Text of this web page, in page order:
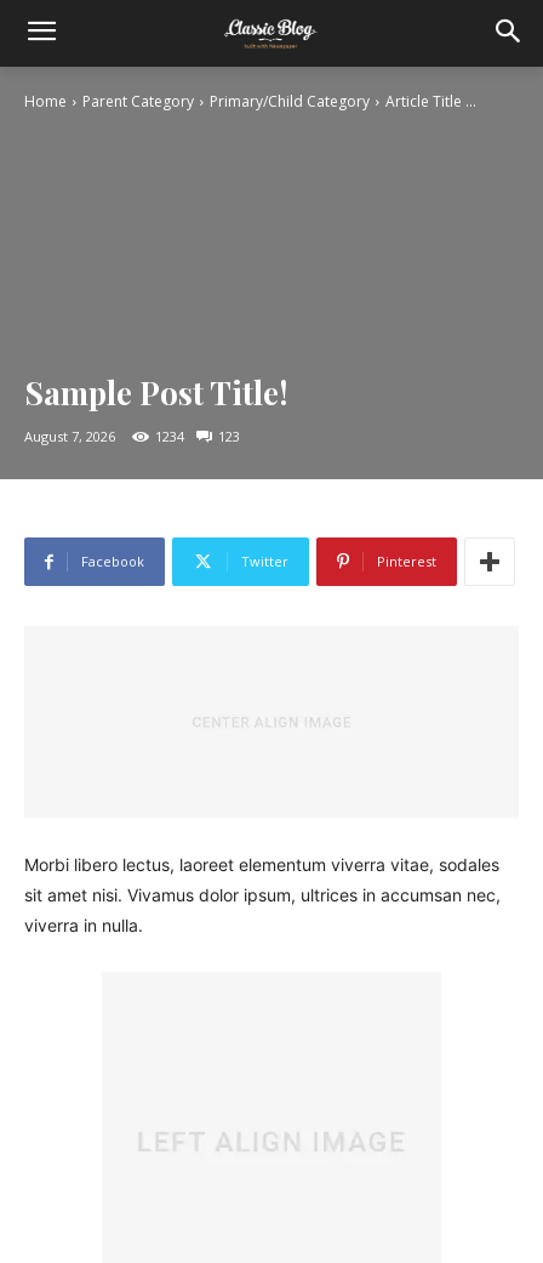
Home Parent Category Primary/Child Category Article Title ...
Sample Post Title!
August 7, 2026 1234 123
Facebook Twitter Pinterest
Morbi libero lectus, laoreet elementum viverra vitae, sodales
sit amet nisi. Vivamus dolor ipsum, ultrices in accumsan nec,
viverra in nulla.